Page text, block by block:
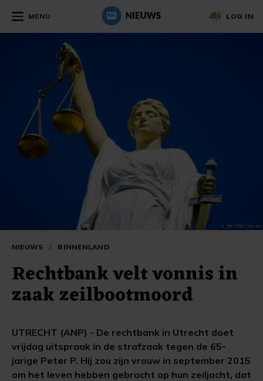
MENU LOG IN
NIEUWS / BINNENLAND
Rechtbank velt vonnis in
zaak zeilbootmoord
UTRECHT (ANP) - De rechtbank in Utrecht doet
vrijdag uitspraak in de strafzaak tegen de 65-
jarige Peter P. Hij zou zijn vrouw in september 2015
om het leven hebben gebracht op hun zeiljacht, dat